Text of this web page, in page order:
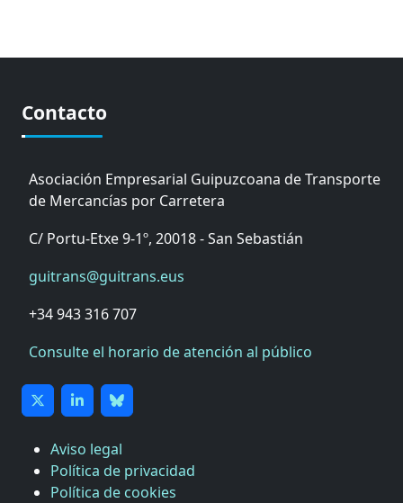
Contacto
Asociación Empresarial Guipuzcoana de Transporte
de Mercancías por Carretera
C/ Portu-Etxe 9-1º, 20018 - San Sebastián
guitrans@guitrans.eus
+34 943 316 707
Consulte el horario de atención al público
Aviso legal
Política de privacidad
Política de cookies